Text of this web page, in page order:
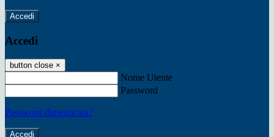
Accedi
Accedi
button close ×
Nome Utente
Password
Password dimenticata?